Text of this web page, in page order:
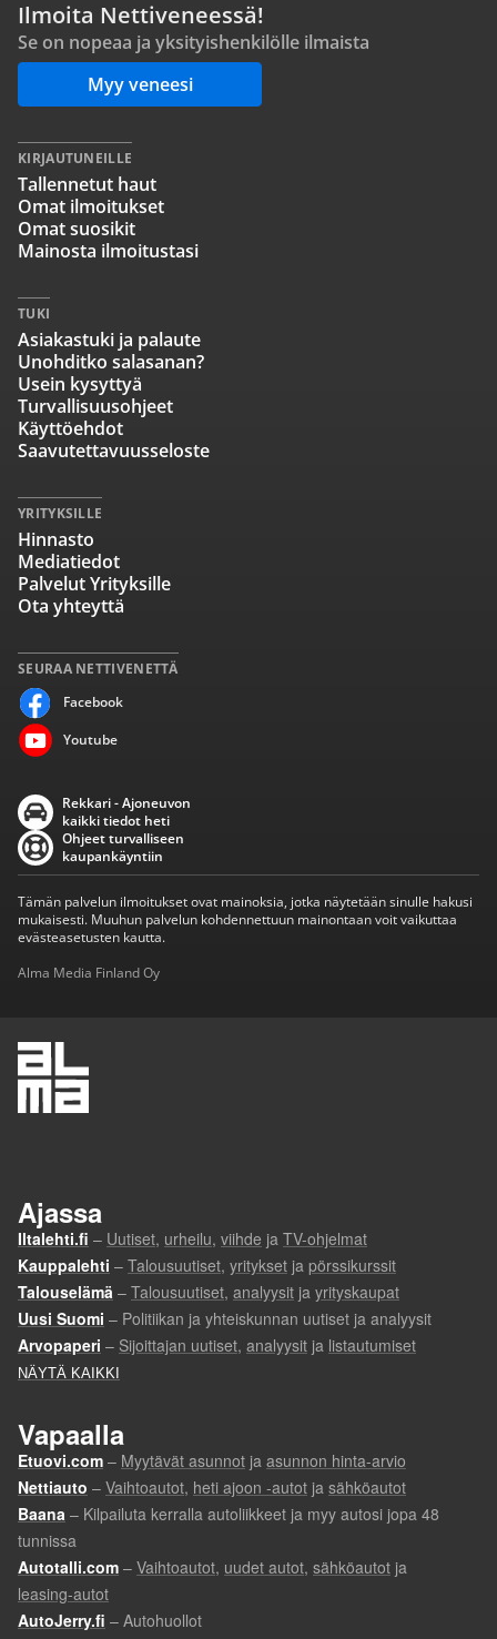
Ilmoita Nettiveneessä!
Se on nopeaa ja yksityishenkilölle ilmaista
Myy veneesi
SEURAA NETTIVENETTÄ
Facebook
Youtube
KIRJAUTUNEILLE
Tallennetut haut
Omat ilmoitukset
Omat suosikit
Mainosta ilmoitustasi
TUKI
Asiakastuki ja palaute
Unohditko salasanan?
Usein kysyttyä
Turvallisuusohjeet
Käyttöehdot
Saavutettavuusseloste
YRITYKSILLE
Hinnasto
Mediatiedot
Palvelut Yrityksille
Ota yhteyttä
Rekkari - Ajoneuvon
kaikki tiedot heti
Ohjeet turvalliseen
kaupankäyntiin
Tämän palvelun ilmoitukset ovat mainoksia, jotka näytetään sinulle hakusi
mukaisesti. Muuhun palvelun kohdennettuun mainontaan voit vaikuttaa
evästeasetusten kautta.
Alma Media Finland Oy